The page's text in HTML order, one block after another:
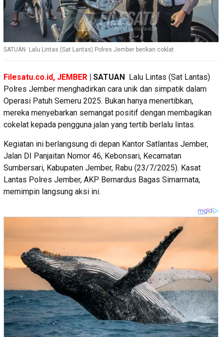
SATUAN Lalu Lintas (Sat Lantas) Polres Jember berikan coklat
Filesatu.co.id, JEMBER | SATUAN Lalu Lintas (Sat Lantas)
Polres Jember menghadirkan cara unik dan simpatik dalam
Operasi Patuh Semeru 2025. Bukan hanya menertibkan,
mereka menyebarkan semangat positif dengan membagikan
cokelat kepada pengguna jalan yang tertib berlalu lintas.
Kegiatan ini berlangsung di depan Kantor Satlantas Jember,
Jalan DI Panjaitan Nomor 46, Kebonsari, Kecamatan
Sumbersari, Kabupaten Jember, Rabu (23/7/2025). Kasat
Lantas Polres Jember, AKP Bernardus Bagas Simarmata,
memimpin langsung aksi ini.